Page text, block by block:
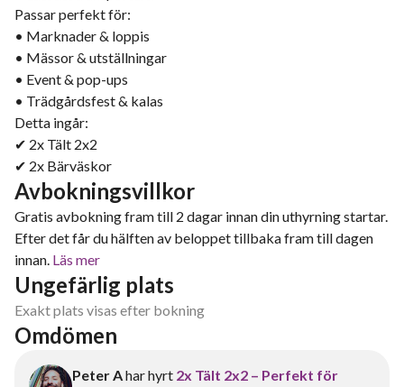
Passar perfekt för:
• Marknader & loppis
• Mässor & utställningar
• Event & pop-ups
• Trädgårdsfest & kalas
Detta ingår:
✔ 2x Tält 2x2
✔ 2x Bärväskor
Avbokningsvillkor
Gratis avbokning fram till 2 dagar innan din uthyrning startar.
Efter det får du hälften av beloppet tillbaka fram till dagen
innan. Läs mer
Ungefärlig plats
Exakt plats visas efter bokning
Omdömen
Peter Ahar hyrt 2x Tält 2x2 – Perfekt för